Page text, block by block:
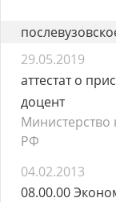
29.05.2019
аттестат о
доцент
Министерство
РФ
04.02.2013
08.00.00